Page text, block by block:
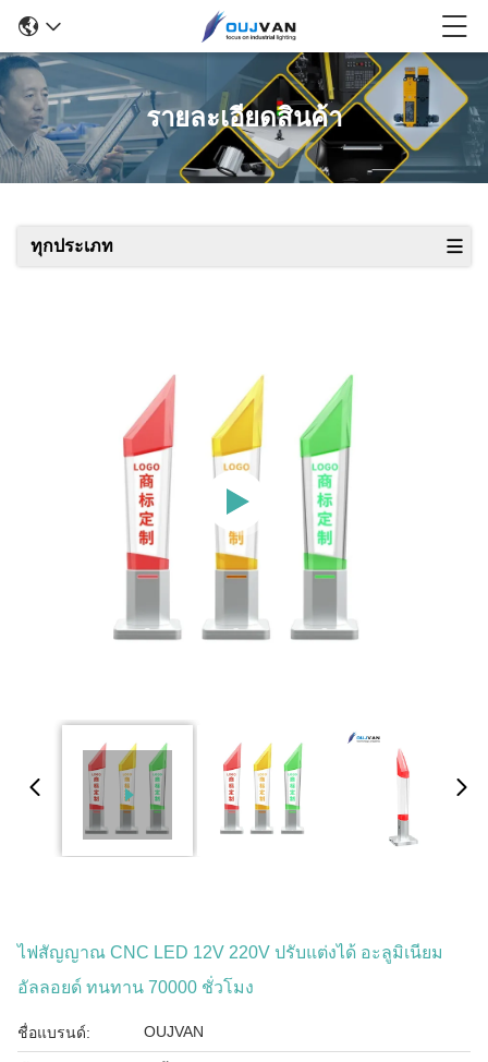
รายละเอียดสินค้า
ทุกประเภท
ไฟสัญญาณ CNC LED 12V 220V ปรับแต่งได้ อะลูมิเนียม
อัลลอยด์ ทนทาน 70000 ชั่วโมง
ชื่อแบรนด์: OUJVAN